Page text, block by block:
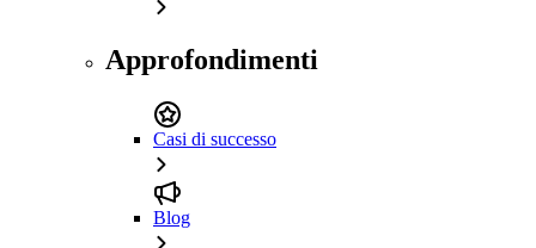
Approfondimenti
Casi di successo
Blog